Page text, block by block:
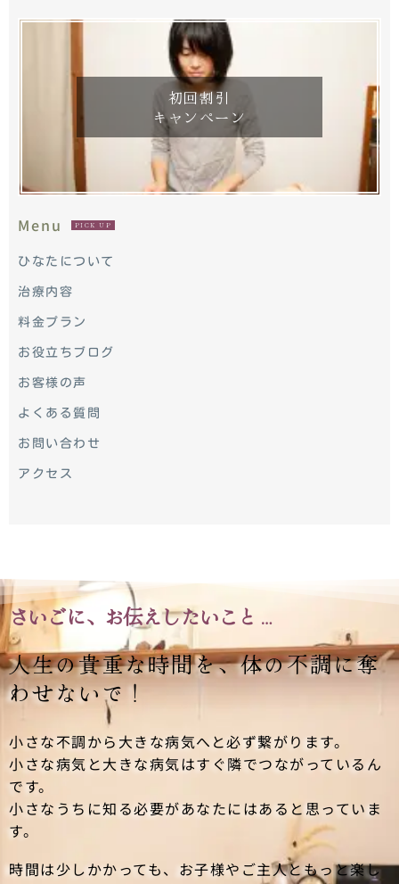
初回割引
キャンペーン
Menu PICK UP
ひなたについて
治療内容
料金プラン
お役立ちブログ
お客様の声
よくある質問
お問い合わせ
アクセス
さいごに、お伝えしたいこと…
人生の貴重な時間を、体の不調に奪
わせないで！
小さな不調から大きな病気へと必ず繋がります。
小さな病気と大きな病気はすぐ隣でつながっているん
です。
小さなうちに知る必要があなたにはあると思っていま
す。
時間は少しかかっても、お子様やご主人ともっと楽し